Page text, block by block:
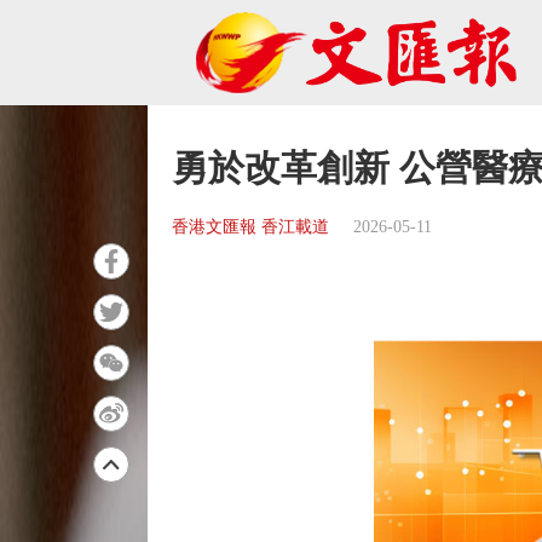
勇於改革創新 公營醫
香港文匯報 香江載道 2026-05-11